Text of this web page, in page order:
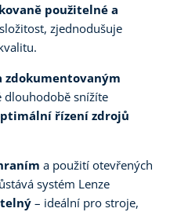
použitelné a
zjednodušuje
zdokumentovaným
dlouhodobě snížíte
řízení zdrojů
a použití otevřených
systém Lenze
– ideální pro stroje,